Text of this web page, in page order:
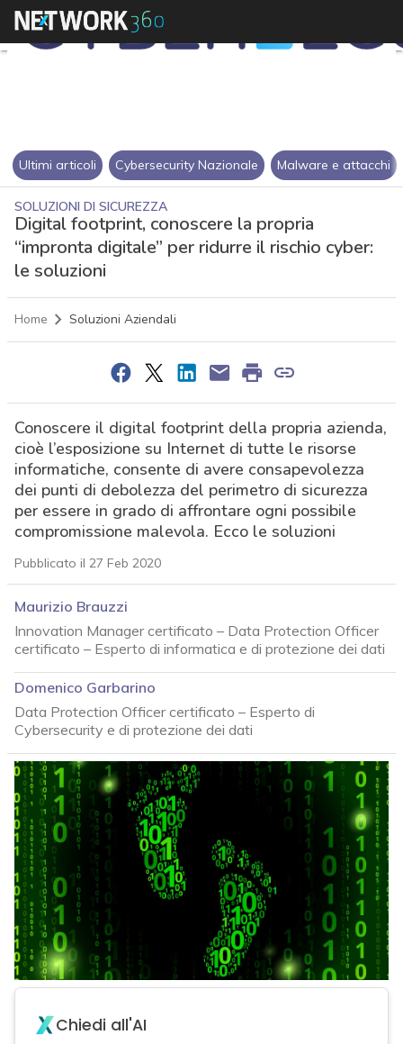
Ultimi articoli Cybersecurity Nazionale Malware e attacchi
SOLUZIONI DI SICUREZZA
Digital footprint, conoscere la propria
“impronta digitale” per ridurre il rischio cyber:
le soluzioni
Home Soluzioni Aziendali
Conoscere il digital footprint della propria azienda,
cioè l’esposizione su Internet di tutte le risorse
informatiche, consente di avere consapevolezza
dei punti di debolezza del perimetro di sicurezza
per essere in grado di affrontare ogni possibile
compromissione malevola. Ecco le soluzioni
Pubblicato il 27 Feb 2020
Maurizio Brauzzi
Innovation Manager certificato – Data Protection Officer
certificato – Esperto di informatica e di protezione dei dati
Domenico Garbarino
Data Protection Officer certificato – Esperto di
Cybersecurity e di protezione dei dati
Chiedi all'AI